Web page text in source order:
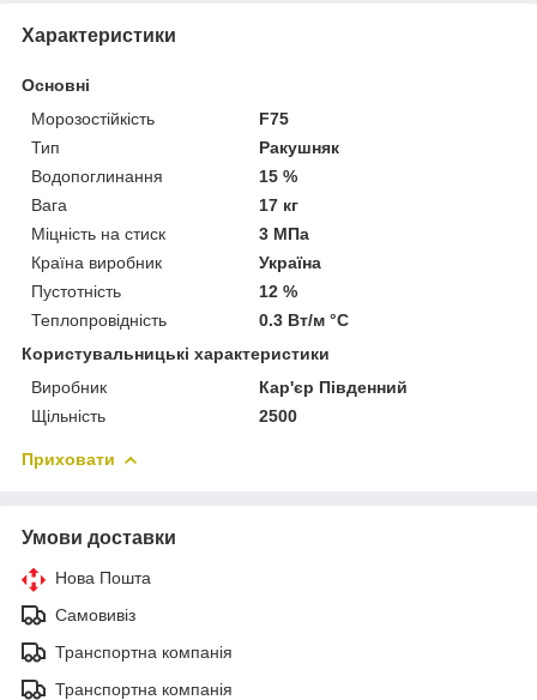
Характеристики
Основні
Морозостійкість
F75
Тип
Ракушняк
Водопоглинання
15 %
Вага
17 кг
Міцність на стиск
3 МПа
Країна виробник
Україна
Пустотність
12 %
Теплопровідність
0.3 Вт/м °С
Користувальницькі характеристики
Виробник
Кар'єр Південний
Щільність
2500
Приховати
Умови доставки
Нова Пошта
Самовивіз
Транспортна компанія
Транспортна компанія